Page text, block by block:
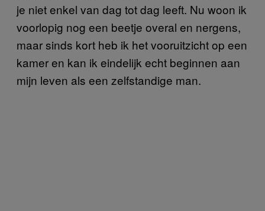
je niet enkel van dag tot dag leeft. Nu woon ik
voorlopig nog een beetje overal en nergens,
maar sinds kort heb ik het vooruitzicht op een
kamer en kan ik eindelijk echt beginnen aan
mijn leven als een zelfstandige man.